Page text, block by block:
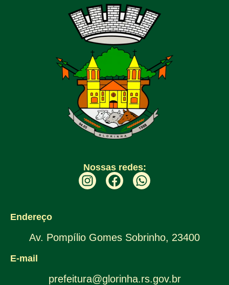
Nossas redes:
Endereço
Av. Pompílio Gomes Sobrinho, 23400
E-mail
prefeitura@glorinha.rs.gov.br